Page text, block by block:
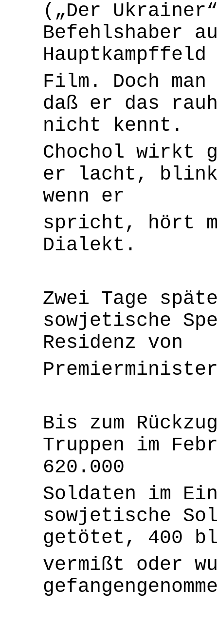
(„Der
Befehlshaber
Hauptkampffeld
Film. Doch
daß er das
nicht kennt.
Chochol wirkt
er lacht,
wenn er
spricht, hört
Dialekt.
Zwei Tage
sowjetische
Residenz von
Bis zum
Truppen im
620.000
Soldaten im
sowjetische
getötet, 400
vermißt oder